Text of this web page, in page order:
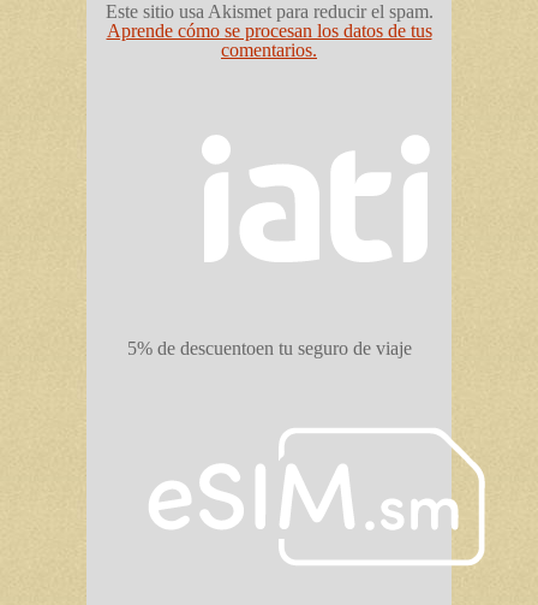
Este sitio usa Akismet para reducir el spam.
Aprende cómo se procesan los datos de tus
comentarios.
5% de descuentoen tu seguro de viaje